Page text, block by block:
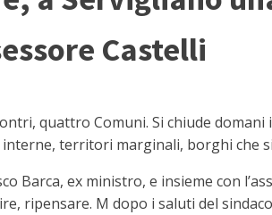
Castelli
quattro Comuni. Si chiude
territori marginali, borghi che
Barca, ex ministro, e insieme con
ripensare. M dopo i saluti del